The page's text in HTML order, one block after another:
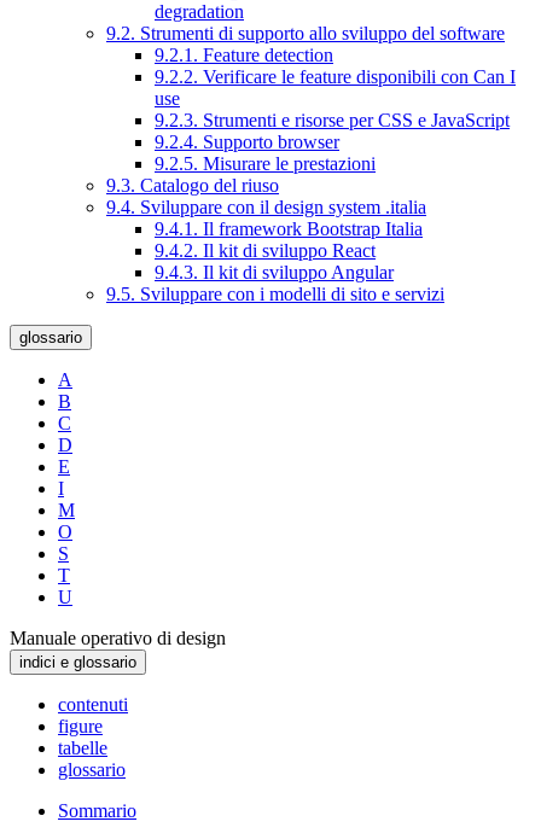
degradation
9.2. Strumenti di supporto allo sviluppo del software
9.2.1. Feature detection
9.2.2. Verificare le feature disponibili con Can I
use
9.2.3. Strumenti e risorse per CSS e JavaScript
9.2.4. Supporto browser
9.2.5. Misurare le prestazioni
9.3. Catalogo del riuso
9.4. Sviluppare con il design system .italia
9.4.1. Il framework Bootstrap Italia
9.4.2. Il kit di sviluppo React
9.4.3. Il kit di sviluppo Angular
9.5. Sviluppare con i modelli di sito e servizi
glossario
A
B
C
D
E
I
M
O
S
T
U
Manuale operativo di design
indici e glossario
contenuti
figure
tabelle
glossario
Sommario